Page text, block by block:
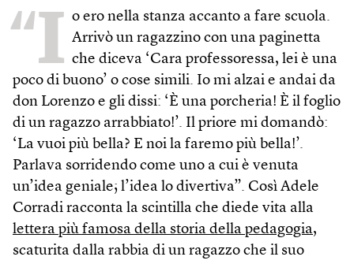
“I o ero nella stanza accanto a fare scuola.
Arrivò un ragazzino con una paginetta
che diceva ‘Cara professoressa, lei è una
poco di buono’ o cose simili. Io mi alzai e andai da
don Lorenzo e gli dissi: ‘È una porcheria! È il foglio
di un ragazzo arrabbiato!’. Il priore mi domandò:
‘La vuoi più bella? E noi la faremo più bella!’.
Parlava sorridendo come uno a cui è venuta
un’idea geniale; l’idea lo divertiva”. Così Adele
Corradi racconta la scintilla che diede vita alla
lettera più famosa della storia della pedagogia,
scaturita dalla rabbia di un ragazzo che il suo